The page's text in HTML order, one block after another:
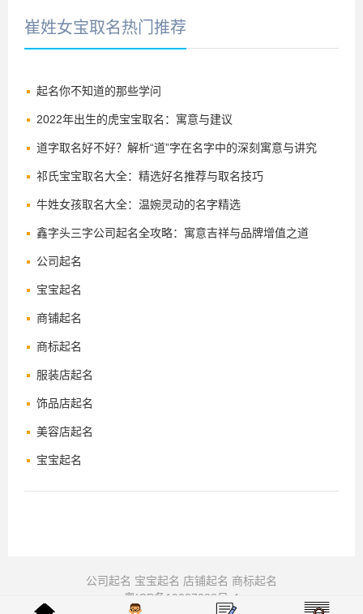
崔姓女宝取名热门推荐
起名你不知道的那些学问
2022年出生的虎宝宝取名：寓意与建议
道字取名好不好？解析“道”字在名字中的深刻寓意与讲究
祁氏宝宝取名大全：精选好名推荐与取名技巧
牛姓女孩取名大全：温婉灵动的名字精选
鑫字头三字公司起名全攻略：寓意吉祥与品牌增值之道
公司起名
宝宝起名
商铺起名
商标起名
服装店起名
饰品店起名
美容店起名
宝宝起名
公司起名 宝宝起名 店铺起名 商标起名
粤ICP备19027288号-4